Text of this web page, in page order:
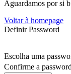
Aguardamos por si
Voltar à homepage
Definir Password
Escolha uma
Confirme a